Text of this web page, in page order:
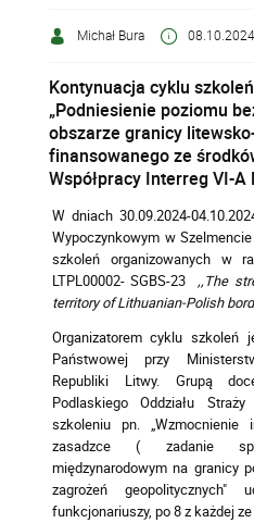
Michał Bura 08.10.2024
Kontynuacja cyklu
„Podniesienie poziomu
obszarze granicy
finansowanego ze
Współpracy Interreg VI-A
W dniach 30.09.2024-
Wypoczynkowym w
szkoleń organizowanych w
LTPL00002- SGBS-23
,,The
territory of Lithuanian-Polish
Organizatorem cyklu szkoleń
Państwowej przy
Republiki Litwy. Grupą
Podlaskiego Oddziału
szkoleniu pn.
zasadzce ( zadanie
międzynarodowym na granicy
zagrożeń geopolitycznych"
funkcjonariuszy, po 8 z każdej